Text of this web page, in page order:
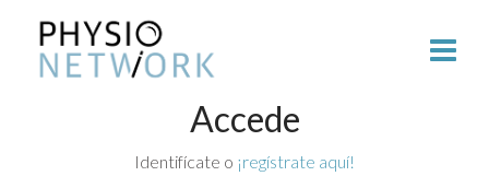
Accede
Identifícate o ¡regístrate aquí!